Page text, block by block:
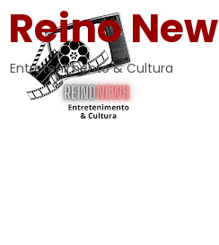
Reino
Entretenimento & Cultura